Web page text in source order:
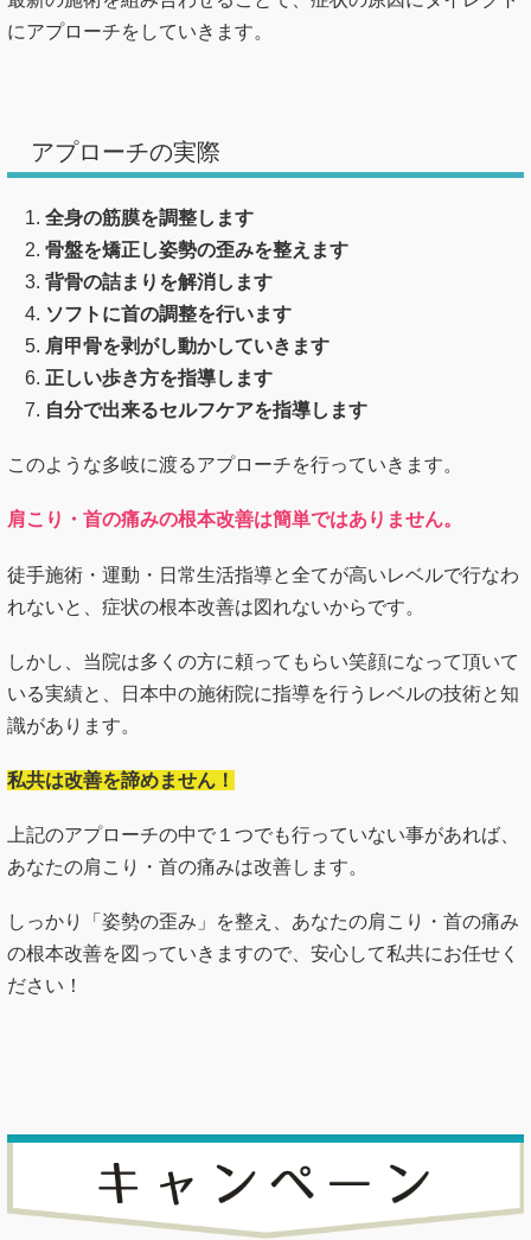
にアプローチをしていきます。
アプローチの実際
全身の筋膜を調整します
骨盤を矯正し姿勢の歪みを整えます
背骨の詰まりを解消します
ソフトに首の調整を行います
肩甲骨を剥がし動かしていきます
正しい歩き方を指導します
自分で出来るセルフケアを指導します
このような多岐に渡るアプローチを行っていきます。
肩こり・首の痛みの根本改善は簡単ではありません。
徒手施術・運動・日常生活指導と全てが高いレベルで行なわ
れないと、症状の根本改善は図れないからです。
しかし、当院は多くの方に頼ってもらい笑顔になって頂いて
いる実績と、日本中の施術院に指導を行うレベルの技術と知
識があります。
私共は改善を諦めません！
上記のアプローチの中で１つでも行っていない事があれば、
あなたの肩こり・首の痛みは改善します。
しっかり「姿勢の歪み」を整え、あなたの肩こり・首の痛み
の根本改善を図っていきますので、安心して私共にお任せく
ださい！